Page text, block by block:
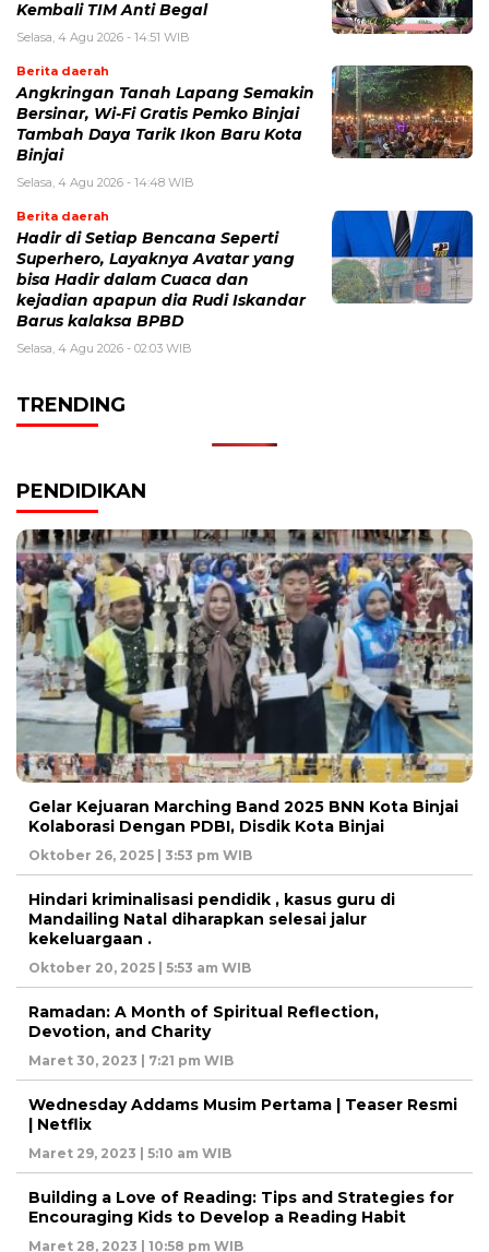
Kembali TIM Anti Begal
Selasa, 4 Agu 2026 - 14:51 WIB
Berita daerah
Angkringan Tanah Lapang Semakin
Bersinar, Wi-Fi Gratis Pemko Binjai
Tambah Daya Tarik Ikon Baru Kota
Binjai
Selasa, 4 Agu 2026 - 14:48 WIB
Berita daerah
Hadir di Setiap Bencana Seperti
Superhero, Layaknya Avatar yang
bisa Hadir dalam Cuaca dan
kejadian apapun dia Rudi Iskandar
Barus kalaksa BPBD
Selasa, 4 Agu 2026 - 02:03 WIB
TRENDING
PENDIDIKAN
Gelar Kejuaran Marching Band 2025 BNN Kota Binjai
Kolaborasi Dengan PDBI, Disdik Kota Binjai
Oktober 26, 2025 | 3:53 pm WIB
Hindari kriminalisasi pendidik , kasus guru di
Mandailing Natal diharapkan selesai jalur
kekeluargaan .
Oktober 20, 2025 | 5:53 am WIB
Ramadan: A Month of Spiritual Reflection,
Devotion, and Charity
Maret 30, 2023 | 7:21 pm WIB
Wednesday Addams Musim Pertama | Teaser Resmi
| Netflix
Maret 29, 2023 | 5:10 am WIB
Building a Love of Reading: Tips and Strategies for
Encouraging Kids to Develop a Reading Habit
Maret 28, 2023 | 10:58 pm WIB